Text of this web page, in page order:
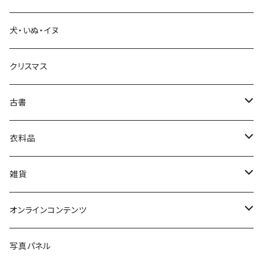
生活・暮らし
芸術・絵画・写真
絵本・児童書
娯楽・エンターテインメント
犬・いぬ・イヌ
クリスマス
古書
古書セット
美術
衣料品
POLEWARDS
Tシャツ
雑貨
バッグ
ブックカバー
オンラインコンテンツ
冒険クロストーク
写真パネル